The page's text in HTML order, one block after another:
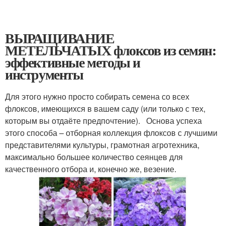
ВЫРАЩИВАНИЕ
МЕТЕЛЬЧАТЫХ флоксов из семян:
эффективные методы и
инструменты
Для этого нужно просто собирать семена со всех
флоксов, имеющихся в вашем саду (или только с тех,
которым вы отдаёте предпочтение). Основа успеха
этого способа – отборная коллекция флоксов с лучшими
представителями культуры, грамотная агротехника,
максимально большее количество сеянцев для
качественного отбора и, конечно же, везение.